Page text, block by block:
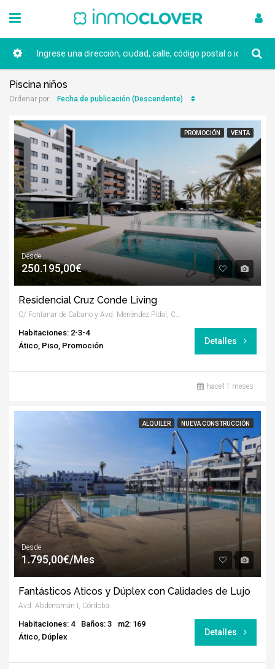
Piscina niños
Ordenar por: Fecha de publicación (Descendente)
PROMOCIÓN VENTA
Desde
250.195,00€
Residencial Cruz Conde Living
C/ Fontanar de Cabano y Avd. Menéndez Pidal, Córdoba
Habitaciones: 2-3-4
Ático, Piso, Promoción
Detalles
hace11 meses
ALQUILER NUEVA CONSTRUCCIÓN
Desde
1.795,00€/Mes
Fantásticos Áticos y Dúplex con Calidades de Lujo
Avd. Abderramán I, Córdoba
Habitaciones: 4 Baños: 3
m2: 169
Ático, Dúplex
Detalles